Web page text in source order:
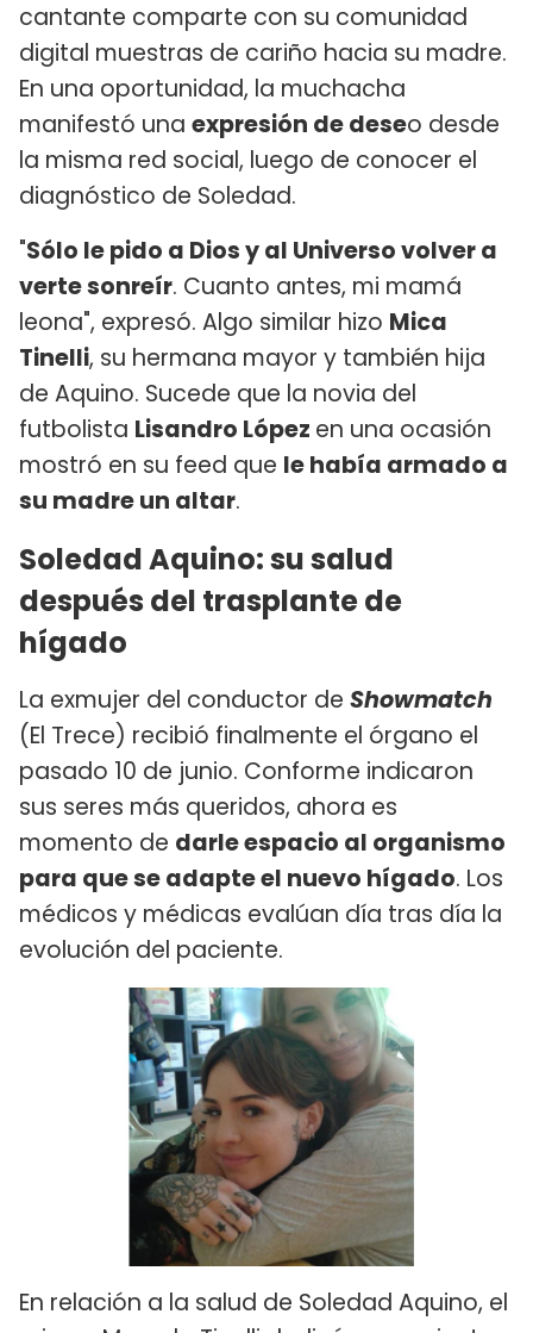
cantante comparte con su comunidad
digital muestras de cariño hacia su madre.
En una oportunidad, la muchacha
manifestó una expresión de deseo desde
la misma red social, luego de conocer el
diagnóstico de Soledad.
"Sólo le pido a Dios y al Universo volver a
verte sonreír. Cuanto antes, mi mamá
leona", expresó. Algo similar hizo Mica
Tinelli, su hermana mayor y también hija
de Aquino. Sucede que la novia del
futbolista Lisandro López en una ocasión
mostró en su feed que le había armado a
su madre un altar.
Soledad Aquino: su salud
después del trasplante de
hígado
La exmujer del conductor de Showmatch
(El Trece) recibió finalmente el órgano el
pasado 10 de junio. Conforme indicaron
sus seres más queridos, ahora es
momento de darle espacio al organismo
para que se adapte el nuevo hígado. Los
médicos y médicas evalúan día tras día la
evolución del paciente.
En relación a la salud de Soledad Aquino, el